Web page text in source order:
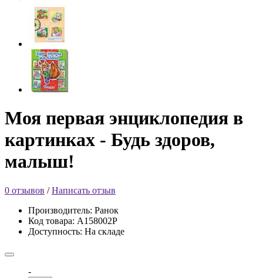
Моя первая энциклопедия в
картинках - Будь здоров,
малыш!
0 отзывов /Написать отзыв
Производитель: Ранок
Код товара: А158002Р
Доступность: На складе
-